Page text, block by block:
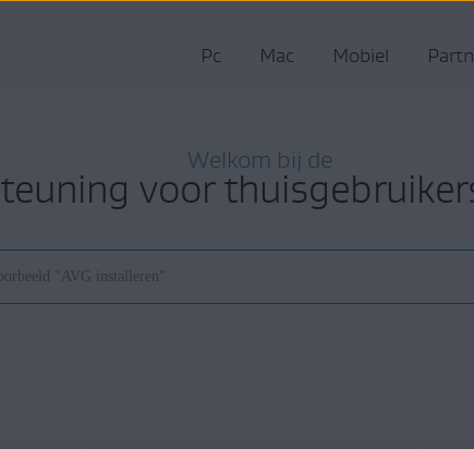
Pc Mac Mobiel
Welkom bij de
voor